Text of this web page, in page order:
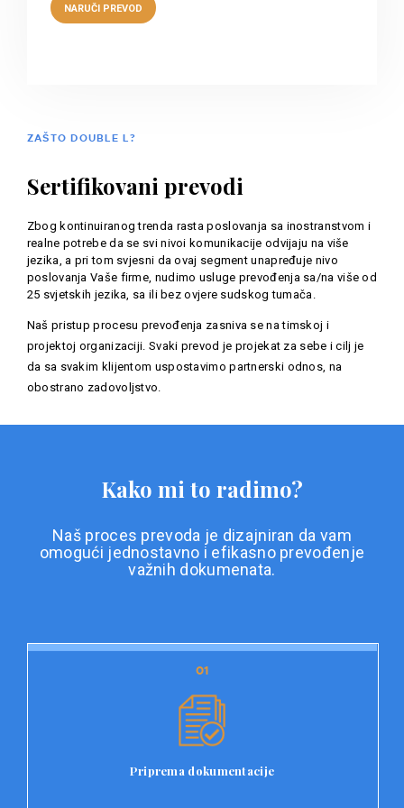
ZAŠTO DOUBLE L?
Sertifikovani prevodi
Zbog kontinuiranog trenda rasta poslovanja sa inostranstvom i
realne potrebe da se svi nivoi komunikacije odvijaju na više
jezika, a pri tom svjesni da ovaj segment unapređuje nivo
poslovanja Vaše firme, nudimo usluge prevođenja sa/na više od
25 svjetskih jezika, sa ili bez ovjere sudskog tumača.
Naš pristup procesu prevođenja zasniva se na timskoj i
projektoj organizaciji. Svaki prevod je projekat za sebe i cilj je
da sa svakim klijentom uspostavimo partnerski odnos, na
obostrano zadovoljstvo.
Kako mi to radimo?
Naš proces prevoda je dizajniran da vam
omogući jednostavno i efikasno prevođenje
važnih dokumenata.
01
Priprema dokumentacije
01
Prvi korak u našem procesu prevoda je priprema
dokumentacije. Korisnici jednostavno učitavaju svoje
dokumenta, kao i specifične zahtjeve za prevod.